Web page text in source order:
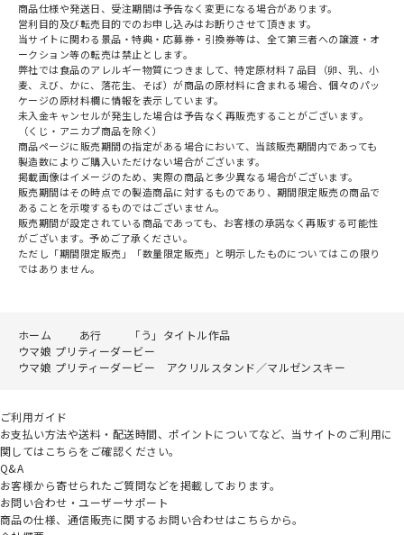
商品仕様や発送日、受注期間は予告なく変更になる場合があります。
営利目的及び転売目的でのお申し込みはお断りさせて頂きます。
当サイトに関わる景品・特典・応募券・引換券等は、全て第三者への譲渡・オ
ークション等の転売は禁止とします。
弊社では食品のアレルギー物質につきまして、特定原材料７品目（卵、乳、小
麦、えび、かに、落花生、そば）が商品の原材料に含まれる場合、個々のパッ
ケージの原材料欄に情報を表示しています。
未入金キャンセルが発生した場合は予告なく再販売することがございます。
（くじ・アニカプ商品を除く）
商品ページに販売期間の指定がある場合において、当該販売期間内であっても
製造数によりご購入いただけない場合がございます。
掲載画像はイメージのため、実際の商品と多少異なる場合がございます。
販売期間はその時点での製造商品に対するものであり、期間限定販売の商品で
あることを示唆するものではございません。
販売期間が設定されている商品であっても、お客様の承諾なく再販する可能性
がございます。予めご了承ください。
ただし「期間限定販売」「数量限定販売」と明示したものについてはこの限り
ではありません。
ホーム あ行
「う」タイトル作品
ウマ娘 プリティーダービー
ウマ娘 プリティーダービー アクリルスタンド／マルゼンスキー
ご利用ガイド
お支払い方法や送料・配送時間、ポイントについてなど、当サイトのご利用に
関してはこちらをご確認ください。
Q&A
お客様から寄せられたご質問などを掲載しております。
お問い合わせ・ユーザーサポート
商品の仕様、通信販売に関するお問い合わせはこちらから。